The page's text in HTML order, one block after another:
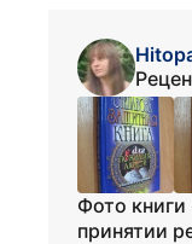
Фото
принятии